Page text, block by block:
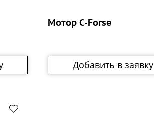
Мотор C-Forse
Добавить в заявку